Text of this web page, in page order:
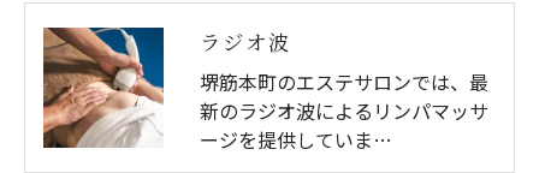
ラジオ波
堺筋本町のエステサロンでは、最
新のラジオ波によるリンパマッサ
ージを提供していま…